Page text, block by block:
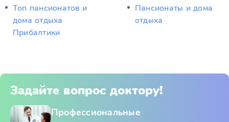
Топ пансионатов и
дома отдыха
Прибалтики
Пансионаты и дома
отдыха
Задайте вопрос доктору!
Профессиональные